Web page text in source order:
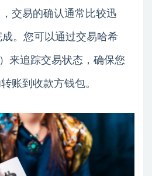
交易的确认通常比较迅
。您可以通过交易哈希
来追踪交易状态，确保您
账到收款方钱包。